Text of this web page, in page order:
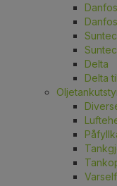
Suntec
Delta
Delta